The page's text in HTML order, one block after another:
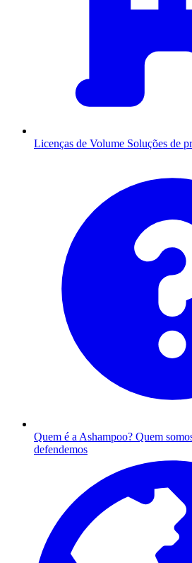
Licenças de Volume Soluções de
Quem é a Ashampoo? Quem
defendemos